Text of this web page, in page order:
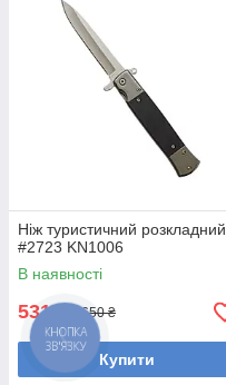
Ніж туристичний розкладний
#2723 KN1006
В наявності
531 650 ₴
Купити